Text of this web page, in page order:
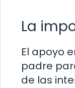
La
El apoyo
padre
de las